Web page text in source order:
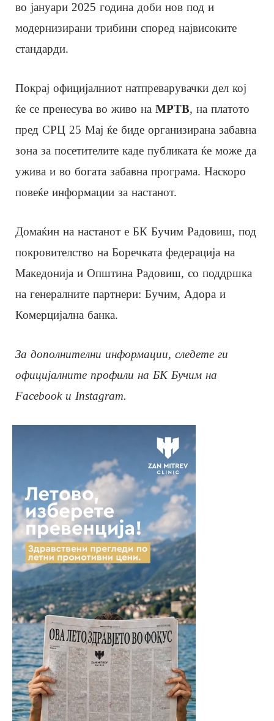
во јануари 2025 година доби нов под и
модернизирани трибини според највисоките
стандарди.
Покрај официјалниот натпреварувачки дел кој
ќе се пренесува во живо на МРТВ, на платото
пред СРЦ 25 Мај ќе биде организирана забавна
зона за посетителите каде публиката ќе може да
ужива и во богата забавна програма. Наскоро
повеќе информации за настанот.
Домаќин на настанот е БК Бучим Радовиш, под
покровителство на Боречката федерација на
Македонија и Општина Радовиш, со поддршка
на генералните партнери: Бучим, Адора и
Комерцијална банка.
За дополнителни информации, следете ги
официјалните профили на БК Бучим на
Facebook и Instagram.